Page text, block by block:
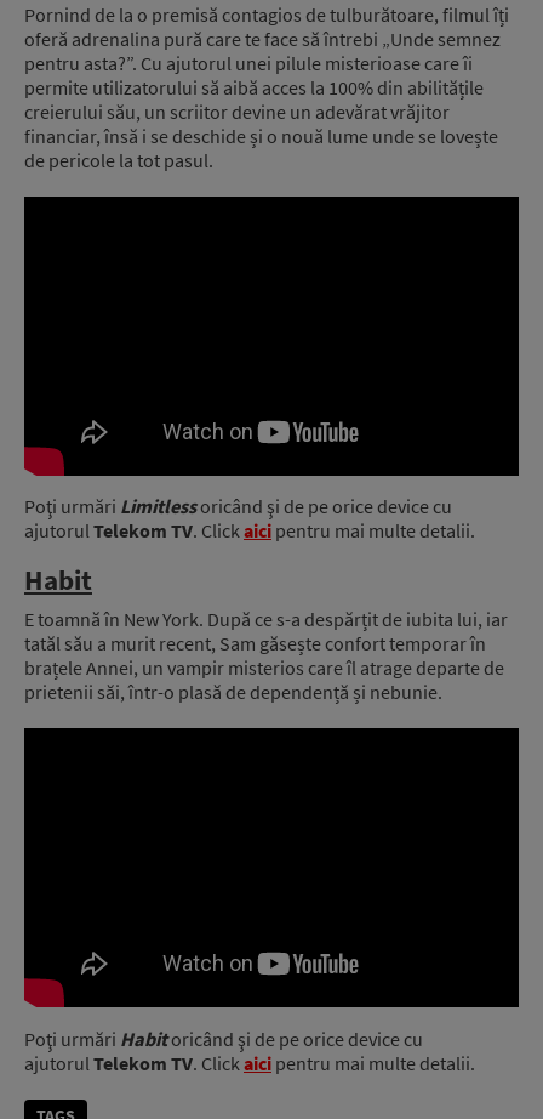
Pornind de la o premisă contagios de tulburătoare, filmul îți
oferă adrenalina pură care te face să întrebi „Unde semnez
pentru asta?”. Cu ajutorul unei pilule misterioase care îi
permite utilizatorului să aibă acces la 100% din abilitățile
creierului său, un scriitor devine un adevărat vrăjitor
financiar, însă i se deschide și o nouă lume unde se lovește
de pericole la tot pasul.
Poţi urmări Limitlessoricând şi de pe orice device cu
ajutorulTelekom TV. Clickaici pentru mai multe detalii.
Habit
E toamnă în New York. După ce s-a despărțit de iubita lui, iar
tatăl său a murit recent, Sam găsește confort temporar în
brațele Annei, un vampir misterios care îl atrage departe de
prietenii săi, într-o plasă de dependență și nebunie.
Poţi urmări Habitoricând şi de pe orice device cu
ajutorul Telekom TV. Click aici pentru mai multe detalii.